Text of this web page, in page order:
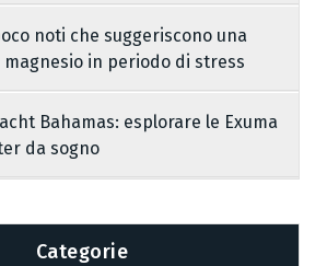
noti che suggeriscono una
magnesio in periodo di stress
Bahamas: esplorare le Exuma
da sogno
Categorie